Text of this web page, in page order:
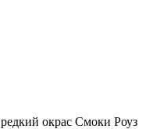
окрас Смоки Роуз